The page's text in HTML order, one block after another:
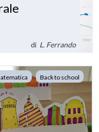
di L. Ferrando
Back to school